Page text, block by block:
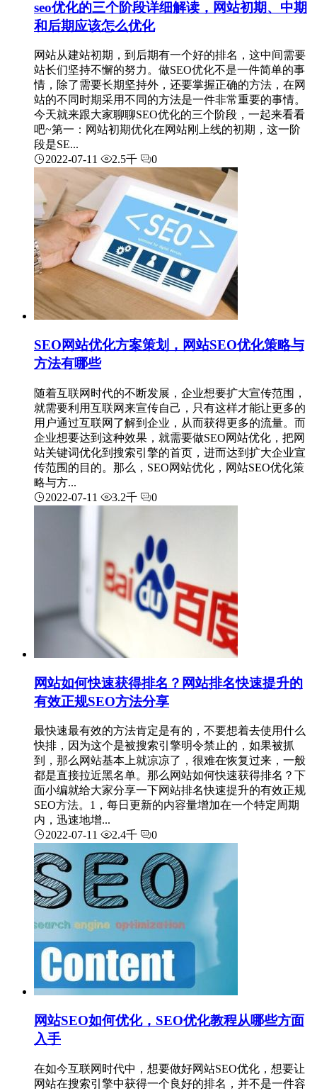
seo优化的三个阶段详细解读，网站初期、中期
和后期应该怎么优化
网站从建站初期，到后期有一个好的排名，这中间需要
站长们坚持不懈的努力。做SEO优化不是一件简单的事
情，除了需要长期坚持外，还要掌握正确的方法，在网
站的不同时期采用不同的方法是一件非常重要的事情。
今天就来跟大家聊聊SEO优化的三个阶段，一起来看看
吧~第一：网站初期优化在网站刚上线的初期，这一阶
段是SE...
2022-07-11
2.5千 0
SEO网站优化方案策划，网站SEO优化策略与
方法有哪些
随着互联网时代的不断发展，企业想要扩大宣传范围，
就需要利用互联网来宣传自己，只有这样才能让更多的
用户通过互联网了解到企业，从而获得更多的流量。而
企业想要达到这种效果，就需要做SEO网站优化，把网
站关键词优化到搜索引擎的首页，进而达到扩大企业宣
传范围的目的。那么，SEO网站优化，网站SEO优化策
略与方...
2022-07-11
3.2千 0
网站如何快速获得排名？网站排名快速提升的
有效正规SEO方法分享
最快速最有效的方法肯定是有的，不要想着去使用什么
快排，因为这个是被搜索引擎明令禁止的，如果被抓
到，那么网站基本上就凉凉了，很难在恢复过来，一般
都是直接拉近黑名单。那么网站如何快速获得排名？下
面小编就给大家分享一下网站排名快速提升的有效正规
SEO方法。1，每日更新的内容量增加在一个特定周期
内，迅速地增...
2022-07-11
2.4千 0
网站SEO如何优化，SEO优化教程从哪些方面
入手
在如今互联网时代中，想要做好网站SEO优化，想要让
网站在搜索引擎中获得一个良好的排名，并不是一件容